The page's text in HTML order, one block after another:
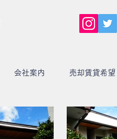
会社案内 売却賃貸希望